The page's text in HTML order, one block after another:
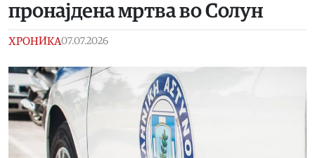
пронајдена мртва во Солун
ХРОНИКА07.07.2026